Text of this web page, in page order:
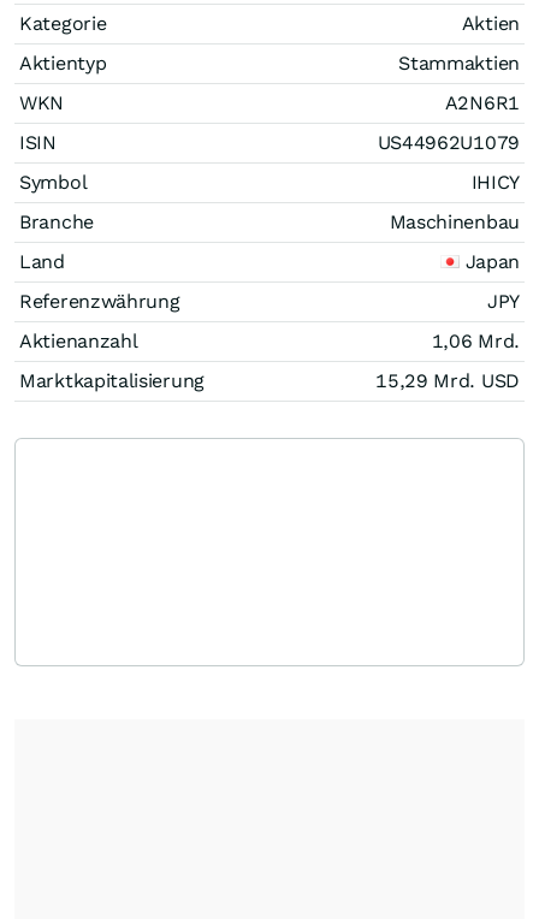
Kategorie
Aktien
Aktientyp
Stammaktien
WKN
A2N6R1
ISIN
US44962U1079
Symbol
IHICY
Branche
Maschinenbau
Land
Japan
Referenzwährung
JPY
Aktienanzahl
1,06 Mrd.
Marktkapitalisierung
15,29 Mrd. USD